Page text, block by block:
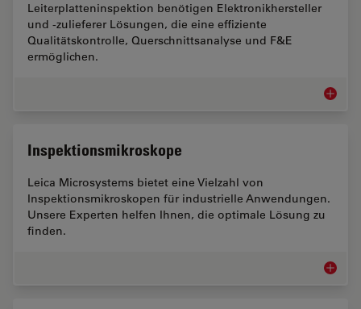
Leiterplatteninspektion benötigen Elektronikhersteller
und -zulieferer Lösungen, die eine effiziente
Qualitätskontrolle, Querschnittsanalyse und F&E
ermöglichen.
Inspektionsmikroskope
Leica Microsystems bietet eine Vielzahl von
Inspektionsmikroskopen für industrielle Anwendungen.
Unsere Experten helfen Ihnen, die optimale Lösung zu
finden.